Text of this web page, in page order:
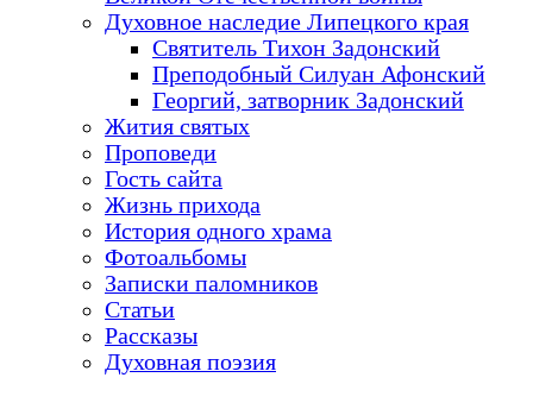
Духовное наследие Липецкого края
Святитель Тихон Задонский
Преподобный Силуан Афонский
Георгий, затворник Задонский
Жития святых
Проповеди
Гость сайта
Жизнь прихода
История одного храма
Фотоальбомы
Записки паломников
Статьи
Рассказы
Духовная поэзия